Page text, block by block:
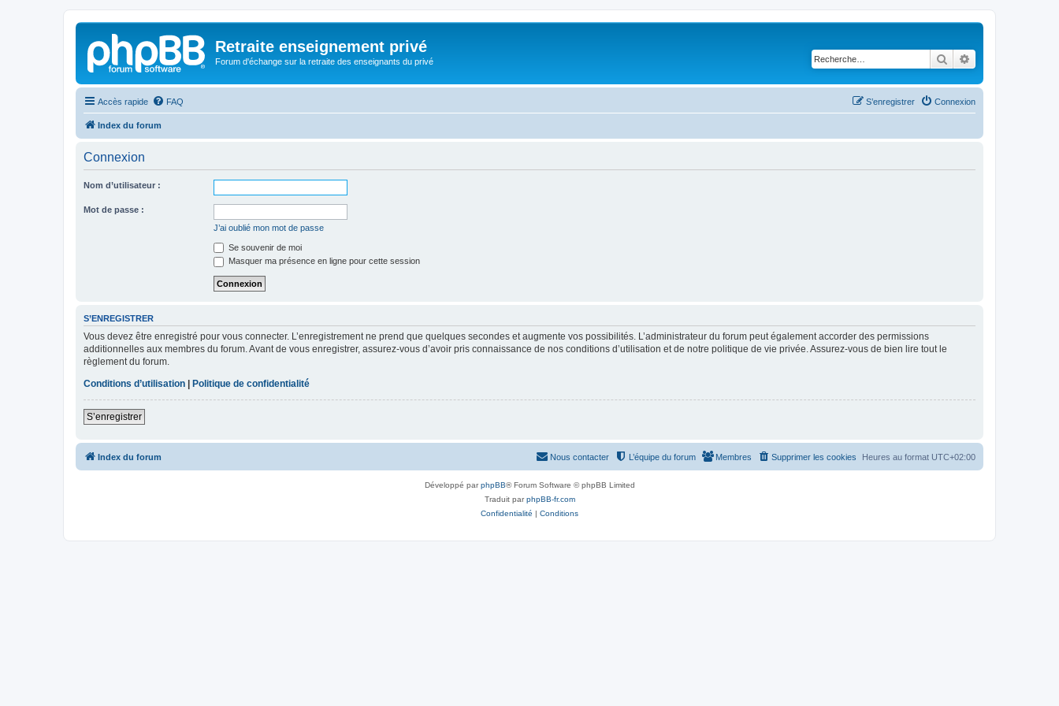
Retraite enseignement privé
Forum d'échange sur la retraite des enseignants du privé Rechercher
Accès rapide FAQ Connexion
S’enregistrer
Index du forum
Connexion
Nom d’utilisateur :
Mot de passe :
J’ai oublié mon mot de passe
Se souvenir de moi
Masquer ma présence en ligne pour cette session
S’ENREGISTRER
Vous devez être enregistré pour vous connecter. L’enregistrement ne prend que quelques secondes et augmente vos possibilités. L’administrateur du forum peut également accorder des permissions
additionnelles aux membres du forum. Avant de vous enregistrer, assurez-vous d’avoir pris connaissance de nos conditions d’utilisation et de notre politique de vie privée. Assurez-vous de bien lire tout le
règlement du forum.
Conditions d’utilisation
Politique de confidentialité
S’enregistrer
Index du forum Heures au format UTC+02:00
Supprimer les cookies
Membres
L’équipe du forum
Nous contacter
Développé parphpBB® Forum Software © phpBB Limited
Traduit parphpBB-fr.com
Confidentialité | Conditions